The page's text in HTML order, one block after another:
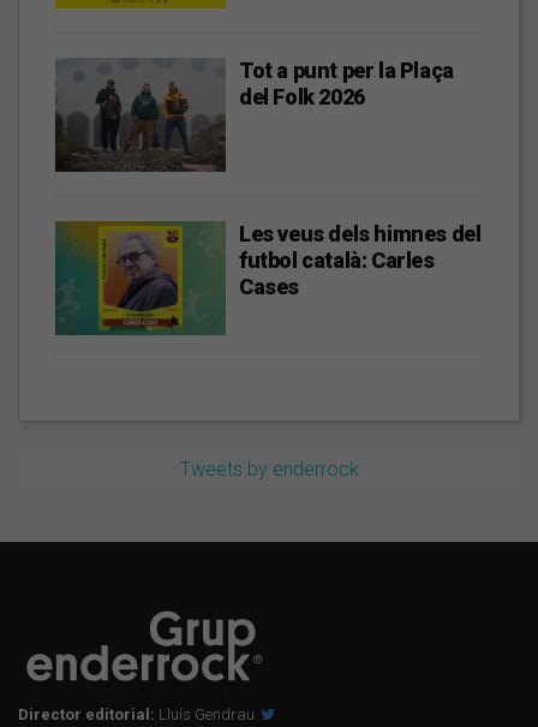
Tot a punt per la Plaça
del Folk 2026
Les veus dels himnes del
futbol català: Carles
Cases
Tweets by enderrock
Director editorial: Lluís Gendrau